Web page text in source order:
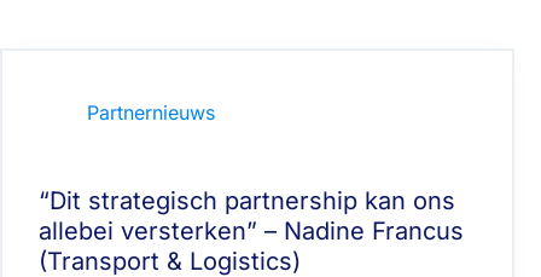
Partnernieuws
“Dit strategisch partnership kan ons
allebei versterken” – Nadine Francus
(Transport & Logistics)